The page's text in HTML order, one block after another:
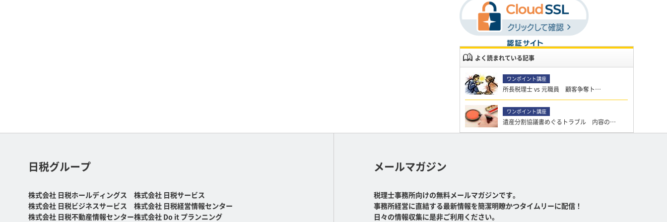
よく読まれている記事
所長税理士 vs 元職員 顧客争奪ト…
遺産分割協議書めぐるトラブル 内容の…
日税グループ
株式会社 日税ホールディングス
株式会社 日税ビジネスサービス
株式会社 日税不動産情報センター
株式会社 日税サービス
株式会社 日税経営情報センター
株式会社 Do it プランニング
メールマガジン
税理士事務所向けの無料メールマガジンです。
事務所経営に直結する最新情報を簡潔明瞭かつタイムリーに配信！
日々の情報収集に是非ご利用ください。